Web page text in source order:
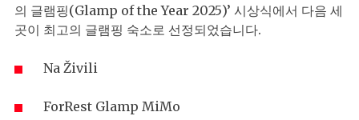
의 글램핑(Glamp of the Year 2025)’ 시상식에서 다음 세
곳이 최고의 글램핑 숙소로 선정되었습니다.
Na Živili
ForRest Glamp MiMo